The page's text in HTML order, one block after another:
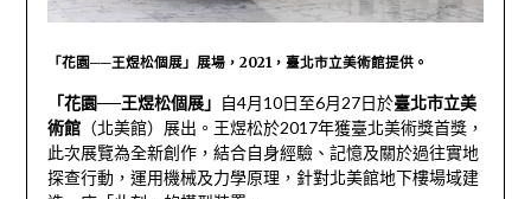
「花園──王煜松個展」展場，2021，臺北市立美術館提供。
「花園──王煜松個展」 自4月10日至6月27日於臺北市立美
術館（北美館）展出。王煜松於2017年獲臺北美術獎首獎，
此次展覽為全新創作，結合自身經驗、記憶及關於過往實地
探查行動，運用機械及力學原理，針對北美館地下樓場域建